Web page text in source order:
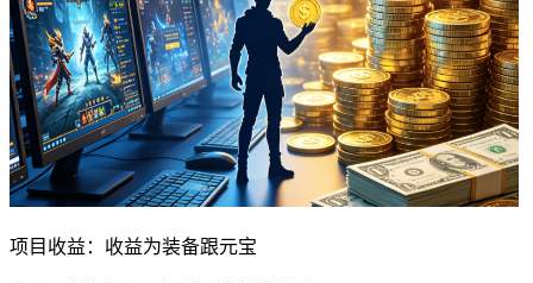
项目收益：收益为装备跟元宝